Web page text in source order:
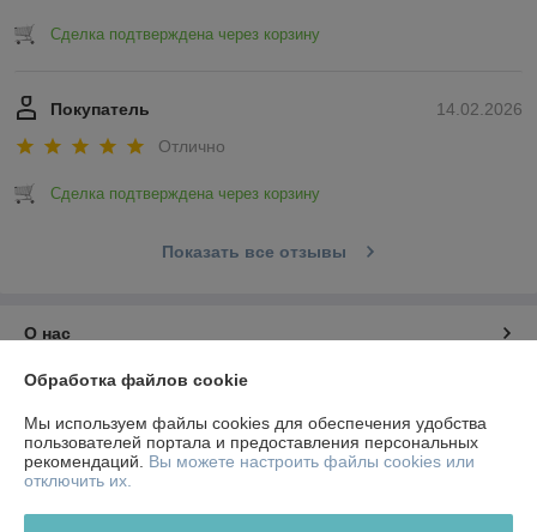
Сделка подтверждена через корзину
14.02.2026
Покупатель
Отлично
Сделка подтверждена через корзину
Показать все отзывы
О нас
Контакты
Доставка и оплата
Обработка файлов cookie
Мы используем файлы cookies для обеспечения удобства
пользователей портала и предоставления персональных
рекомендаций. Вы можете настроить файлы cookies или
отключить их.